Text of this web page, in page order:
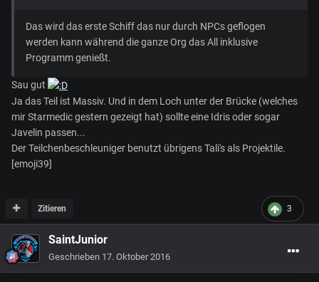
Das wird das erste Schiff das nur durch NPCs geflogen
werden kann während die ganze Org das All inklusive
Programm genießt.
Sau gut
Ja das Teil ist Massiv. Und in dem Loch unter der Brücke (welches
mir Starmedic gestern gezeigt hat) sollte eine Idris oder sogar
Javelin passen...
Der Teilchenbeschleuniger benutzt übrigens Tali's als Projektile.
[emoji39]
3
Zitieren
SaintJunior
Geschrieben 17. Oktober 2016